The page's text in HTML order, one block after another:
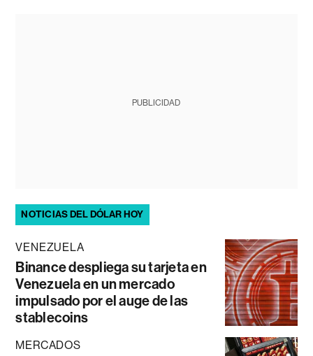
PUBLICIDAD
NOTICIAS DEL DÓLAR HOY
VENEZUELA
Binance despliega su tarjeta en
Venezuela en un mercado
impulsado por el auge de las
stablecoins
MERCADOS